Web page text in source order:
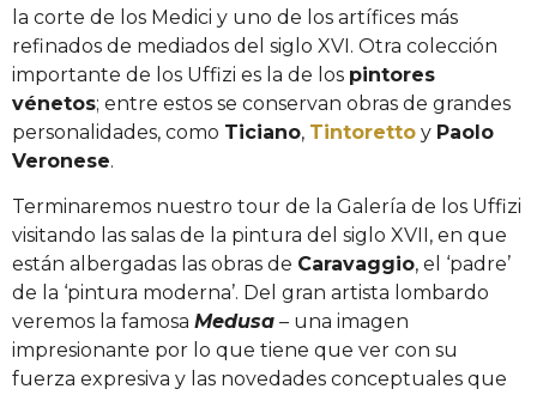
la corte de los Medici y uno de los artífices más
refinados de mediados del siglo XVI. Otra colección
importante de los Uffizi es la de los pintores
vénetos; entre estos se conservan obras de grandes
personalidades, como Ticiano, Tintoretto y Paolo
Veronese.
Terminaremos nuestro tour de la Galería de los Uffizi
visitando las salas de la pintura del siglo XVII, en que
están albergadas las obras de Caravaggio, el ‘padre’
de la ‘pintura moderna’. Del gran artista lombardo
veremos la famosa Medusa – una imagen
impresionante por lo que tiene que ver con su
fuerza expresiva y las novedades conceptuales que